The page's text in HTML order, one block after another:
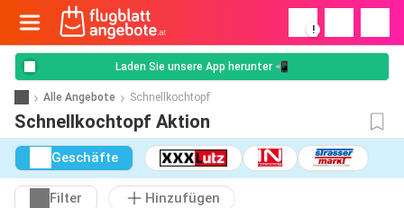
!
Laden Sie unsere App herunter 📲
Alle Angebote Schnellkochtopf
Schnellkochtopf Aktion
Geschäfte
Filter
Hinzufügen